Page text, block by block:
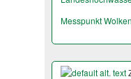
Messpunkt